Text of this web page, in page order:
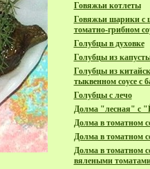
Говяжьи котлеты
Говяжьи шарики с
томатно-грибном
Голубцы в духовке
Голубцы из
Голубцы из
тыквенном соусе с
Голубцы с лечо
Долма "лесная" с
Долма в томатном
Долма в томатном
Долма в томатном
вялеными